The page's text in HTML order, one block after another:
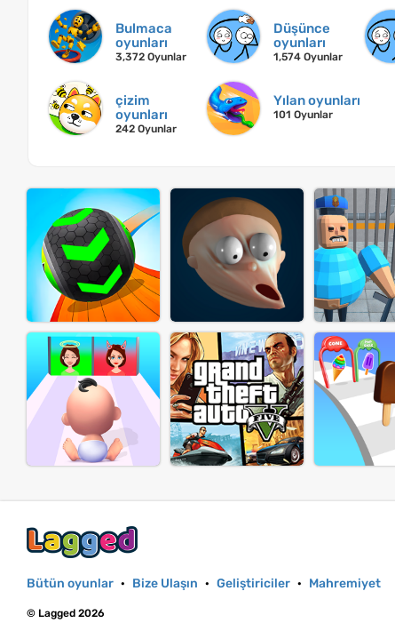
Bulmaca
oyunları
3,372 Oyunlar
Düşünce
oyunları
1,574 Oyunlar
çizim
oyunları
242 Oyunlar
Yılan oyunları
101 Oyunlar
Bütün oyunlar · Bize Ulaşın · Geliştiriciler · Mahremiyet
© Lagged 2026